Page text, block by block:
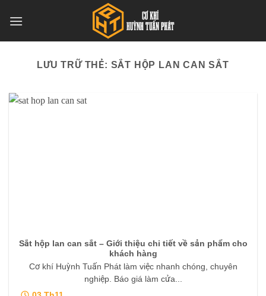
qua
LƯU TRỮ THẺ: SẮT HỘP LAN CAN SẮT
Sắt hộp lan can sắt – Giới thiệu chi tiết về sản phẩm cho
khách hàng
Cơ khí Huỳnh Tuấn Phát làm việc nhanh chóng, chuyên
nghiệp. Báo giá làm cửa...